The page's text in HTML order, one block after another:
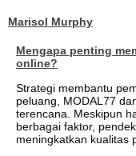
Marisol Murphy
Mengapa penting
online?
Strategi membantu
peluang, MODAL77
terencana. Meskipun
berbagai faktor,
meningkatkan kualitas